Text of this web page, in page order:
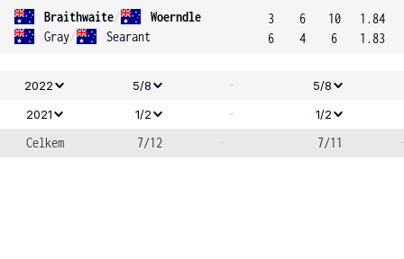
Braithwaite/
Woerndle
Gray/ Searant
3
6
6
4
10
6
1.84
1.83
2022 5/8 -
5/8
2021
1/2 - 1/2
Celkem 7/12 - 7/11